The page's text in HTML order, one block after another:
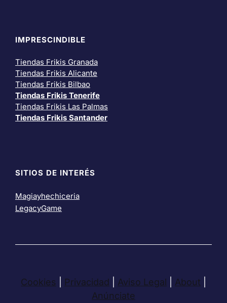
IMPRESCINDIBLE
Tiendas Frikis Granada
Tiendas Frikis Alicante
Tiendas Frikis Bilbao
Tiendas Frikis Tenerife
Tiendas Frikis Las Palmas
Tiendas Frikis Santander
SITIOS DE INTERÉS
Magiayhechiceria
LegacyGame
Cookies Privacidad Aviso Legal About
Anúnciate